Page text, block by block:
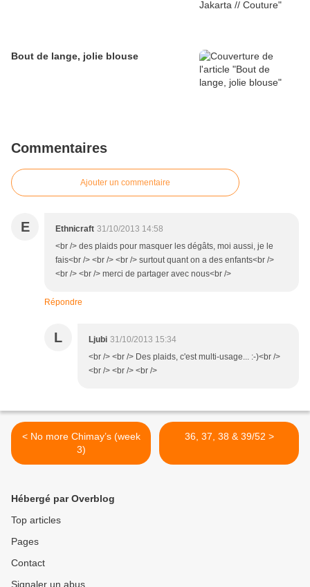
Bout de lange, jolie blouse
Commentaires
Ajouter un commentaire
E Ethnicraft 31/10/2013 14:58
<br /> des plaids pour masquer les dégâts, moi aussi, je le
fais<br /> <br /> <br /> surtout quant on a des enfants<br />
<br /> <br /> merci de partager avec nous<br />
Répondre
L Ljubi 31/10/2013 15:34
<br /> <br /> Des plaids, c'est multi-usage... :-)<br />
<br /> <br /> <br />
< No more Chimay’s (week
3)
36, 37, 38 & 39/52 >
Hébergé par Overblog
Top articles
Pages
Contact
Signaler un abus